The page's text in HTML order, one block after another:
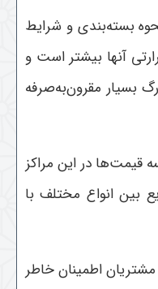
بسته‌بندی و شرایط
آنها بیشتر است و
بسیار مقرون‌به‌صرفه
قیمت‌ها در این مراکز
بین انواع مختلف با
اطمینان خاطر